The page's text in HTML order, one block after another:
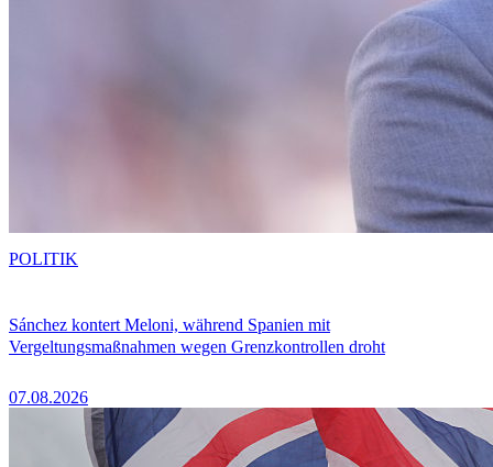
Sánchez kontert Meloni, während Spanien mit
Vergeltungsmaßnahmen wegen Grenzkontrollen droht
07.08.2026
POLITIK